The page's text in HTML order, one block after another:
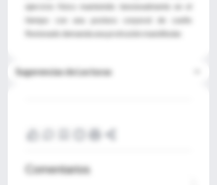
ejercicio físico mantenido tensionalmente en el
tiempo con una postura corporal de cuello
flexionado demanda una protrusión mandibular.
Sugerencias de Lecturas
Comentarios